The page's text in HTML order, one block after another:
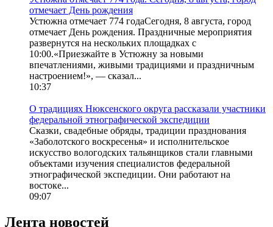
отмечает День рождения
Устюжна отмечает 774 годаСегодня, 8 августа, город
отмечает День рождения. Праздничные мероприятия
развернутся на нескольких площадках с
10:00.«Приезжайте в Устюжну за новыми
впечатлениями, живыми традициями и праздничным
настроением!», — сказал...
10:37
О традициях Нюксенского округа рассказали участники
федеральной этнографической экспедиции
Сказки, свадебные обряды, традиции празднования
«Заболотского воскресенья» и исполнительское
искусство вологодских тальянщиков стали главными
объектами изучения специалистов федеральной
этнографической экспедиции. Они работают на
востоке...
09:07
Лента новостей